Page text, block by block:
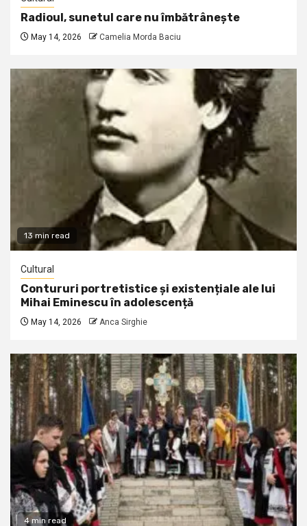
Radioul, sunetul care nu îmbătrânește
May 14, 2026 Camelia Morda Baciu
13 min read
Cultural
Contururi portretistice și existențiale ale lui
Mihai Eminescu în adolescență
May 14, 2026 Anca Sirghie
4 min read